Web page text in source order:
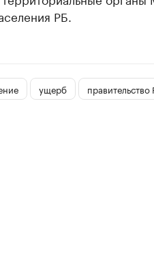
РБ.
ущерб правительство